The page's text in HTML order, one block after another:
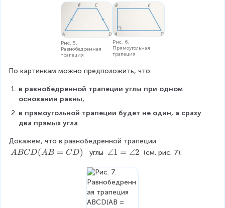
Рис. 5.
Равнобедренная
трапеция
Рис. 6.
Прямоугольная
трапеция
По картинкам можно предположить, что:
в равнобедренной трапеции углы при одном
основании равны;
в прямоугольной трапеции будет не один, а сразу
два прямых угла.
Докажем, что в равнобедренной трапеции
A
ABCD(AB = CD) углы \
n
g
le
1
∠1 = ∠2 (см. рис. 7).